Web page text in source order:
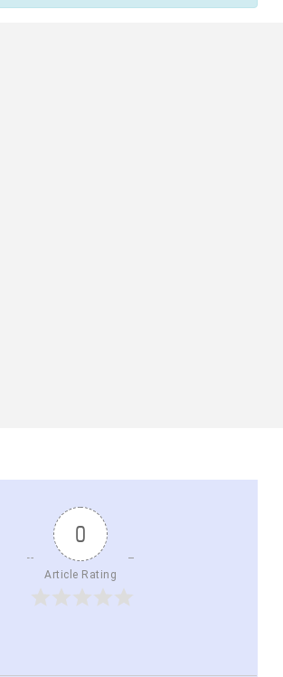
0
Article Rating